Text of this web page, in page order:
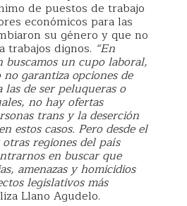
de puestos de trabajo
económicos para las
su género y que no
trabajos dignos. “En
buscamos un cupo laboral,
garantiza opciones de
de ser peluqueras o
no hay ofertas
trans y la deserción
estos casos. Pero desde el
regiones del país
en buscar que
amenazas y homicidios
legislativos más
Llano Agudelo.